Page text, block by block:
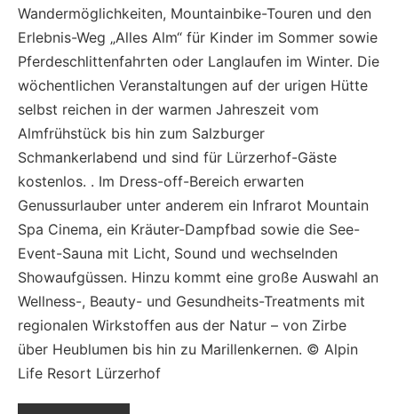
Wandermöglichkeiten, Mountainbike-Touren und den
Erlebnis-Weg „Alles Alm“ für Kinder im Sommer sowie
Pferdeschlittenfahrten oder Langlaufen im Winter. Die
wöchentlichen Veranstaltungen auf der urigen Hütte
selbst reichen in der warmen Jahreszeit vom
Almfrühstück bis hin zum Salzburger
Schmankerlabend und sind für Lürzerhof-Gäste
kostenlos. . Im Dress-off-Bereich erwarten
Genussurlauber unter anderem ein Infrarot Mountain
Spa Cinema, ein Kräuter-Dampfbad sowie die See-
Event-Sauna mit Licht, Sound und wechselnden
Showaufgüssen. Hinzu kommt eine große Auswahl an
Wellness-, Beauty- und Gesundheits-Treatments mit
regionalen Wirkstoffen aus der Natur – von Zirbe
über Heublumen bis hin zu Marillenkernen. © Alpin
Life Resort Lürzerhof